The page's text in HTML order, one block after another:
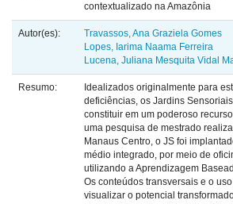
contextualizado na Amazônia
Autor(es):
Travassos, Ana Graziela Gomes
Lopes, Iarima Naama Ferreira
Lucena, Juliana Mesquita Vidal
Resumo:
Idealizados originalmente para
deficiências, os Jardins
constituir em um poderoso
uma pesquisa de mestrado
Manaus Centro, o JS foi
médio integrado, por meio de
utilizando a Aprendizagem
Os conteúdos transversais e o
visualizar o potencial